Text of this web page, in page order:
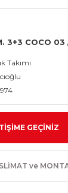
3+3 COCO 03
Takımı
GEÇINIZ
ve